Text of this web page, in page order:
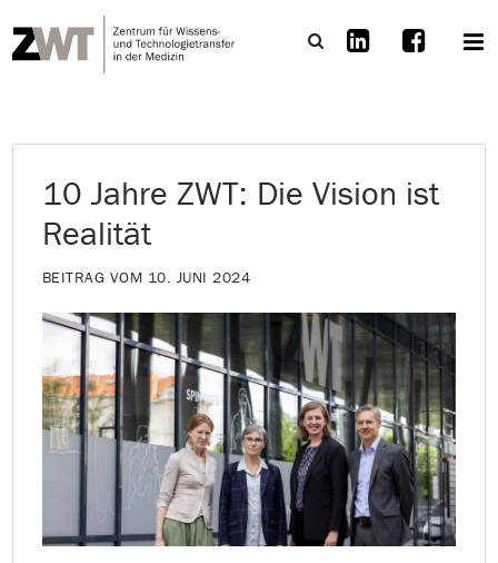
10 Jahre ZWT: Die Vision ist
Realität
BEITRAG VOM 10. JUNI 2024